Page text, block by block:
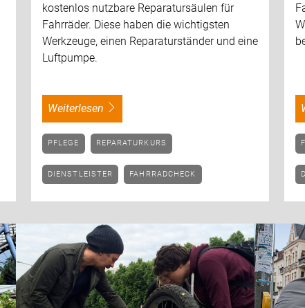
kostenlos nutzbare Reparatursäulen für
Fahrräder. Diese haben die wichtigsten
Werkzeuge, einen Reparaturständer und eine
Luftpumpe.
weiterlesen
PFLEGE REPARATURKURS
DIENSTLEISTER FAHRRADCHECK